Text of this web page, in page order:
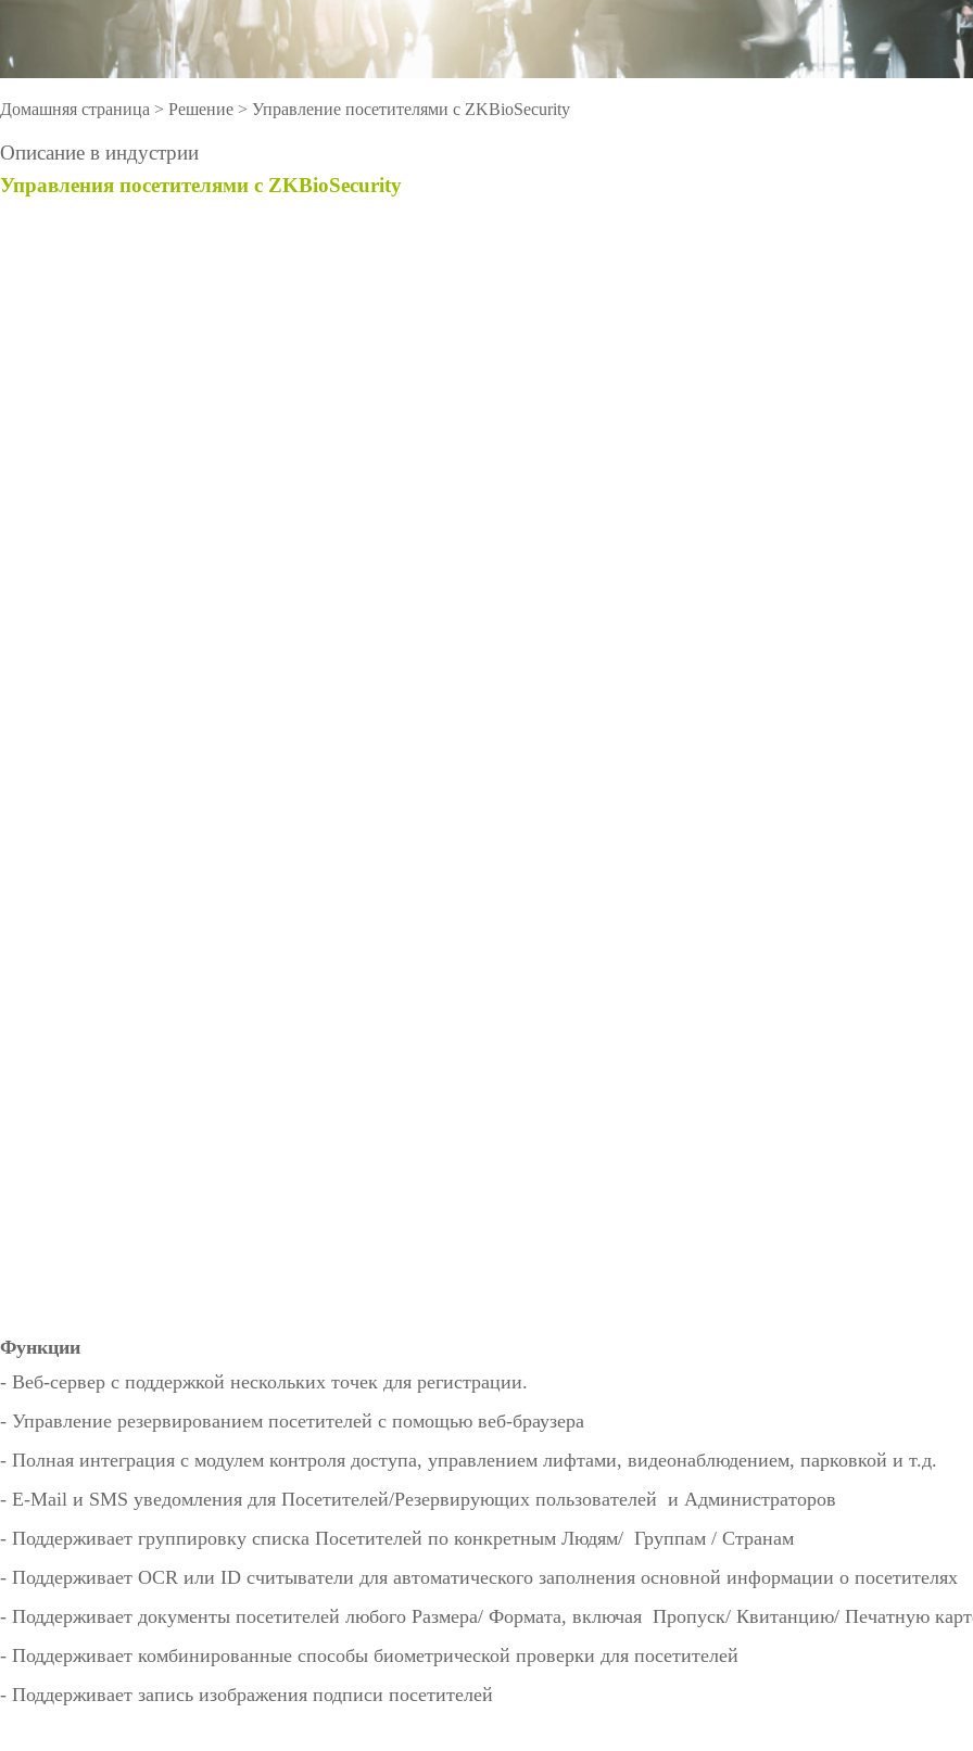
PTZ видеокамеры
Больше>>
POS периферия
Интегрируемые модули
Домашняя страница > Решение > Управление посетителями с ZKBioSecurity
Описание в индустрии
Управления посетителями с ZKBioSecurity
Функции
- Веб-сервер с поддержкой нескольких точек для регистрации.
- Управление резервированием посетителей с помощью веб-браузера
- Полная интеграция с модулем контроля доступа, управлением лифтами, видеонаблюдением, парковкой и т.д.
- E-Mail и SMS уведомления для Посетителей/Резервирующих пользователей и Администраторов
- Поддерживает группировку списка Посетителей по конкретным Людям/ Группам / Странам
- Поддерживает OCR или ID считыватели для автоматического заполнения основной информации о посетителях
- Поддерживает документы посетителей любого Размера/ Формата, включая Пропуск/ Квитанцию/ Печатную
- Поддерживает комбинированные способы биометрической проверки для посетителей
- Поддерживает запись изображения подписи посетителей